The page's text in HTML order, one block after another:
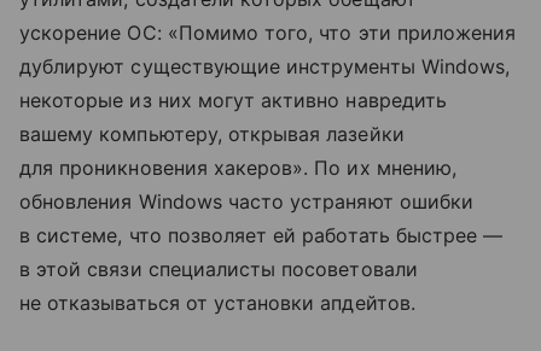
ускорение ОС: «Помимо того, что эти приложения
дублируют существующие инструменты Windows,
некоторые из них могут активно навредить
вашему компьютеру, открывая лазейки
для проникновения хакеров». По их мнению,
обновления Windows часто устраняют ошибки
в системе, что позволяет ей работать быстрее —
в этой связи специалисты посоветовали
не отказываться от установки апдейтов.